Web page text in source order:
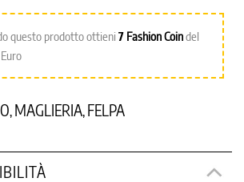
questo prodotto ottieni 7 Fashion Coindel
MAGLIERIA FELPA